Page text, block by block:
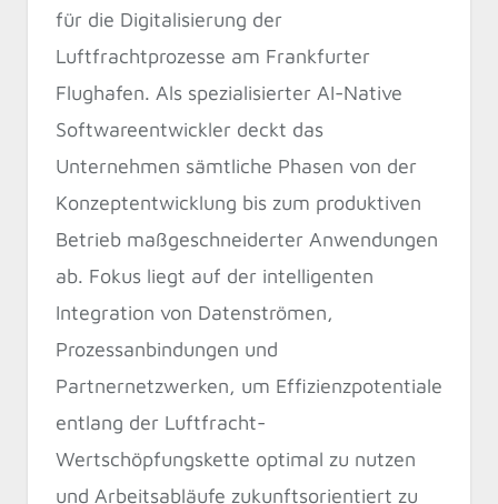
für die Digitalisierung der
Luftfrachtprozesse am Frankfurter
Flughafen. Als spezialisierter AI-Native
Softwareentwickler deckt das
Unternehmen sämtliche Phasen von der
Konzeptentwicklung bis zum produktiven
Betrieb maßgeschneiderter Anwendungen
ab. Fokus liegt auf der intelligenten
Integration von Datenströmen,
Prozessanbindungen und
Partnernetzwerken, um Effizienzpotentiale
entlang der Luftfracht-
Wertschöpfungskette optimal zu nutzen
und Arbeitsabläufe zukunftsorientiert zu